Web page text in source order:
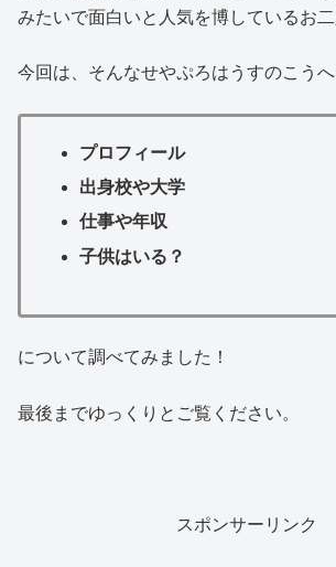
みたいで面白いと人気を博しているお二
今回は、そんなせやぷろはうすのこうへ
プロフィール
出身校や大学
仕事や年収
子供はいる？
について調べてみました！
最後までゆっくりとご覧ください。
スポンサーリンク